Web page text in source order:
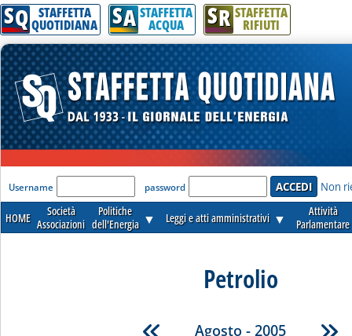
SQ STAFFETTA
QUOTIDIANA SA STAFFETTA
ACQUA SR STAFFETTA
RIFIUTI
'Modulo Login per accedere'
Username password Non
HOME
Società
Associazioni
Politiche
dell'Energia ▼ Leggi e atti amministrativi ▼
Attività
Parlamentare
Petrolio
Agosto - 2005